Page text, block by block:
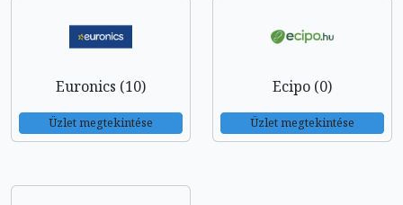
Euronics (10)
Üzlet megtekintése
Ecipo (0)
Üzlet megtekintése